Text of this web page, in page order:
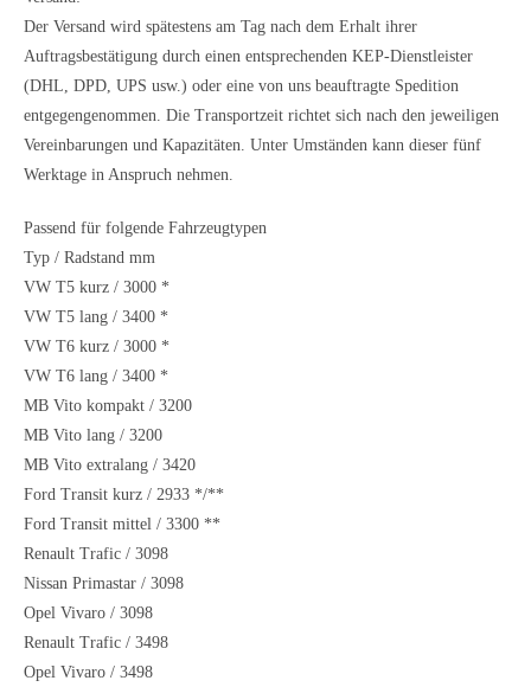
Der Versand wird spätestens am Tag nach dem Erhalt ihrer
Auftragsbestätigung durch einen entsprechenden KEP-Dienstleister
(DHL, DPD, UPS usw.) oder eine von uns beauftragte Spedition
entgegengenommen. Die Transportzeit richtet sich nach den jeweiligen
Vereinbarungen und Kapazitäten. Unter Umständen kann dieser fünf
Werktage in Anspruch nehmen.
Passend für folgende Fahrzeugtypen
Typ / Radstand mm
VW T5 kurz / 3000 *
VW T5 lang / 3400 *
VW T6 kurz / 3000 *
VW T6 lang / 3400 *
MB Vito kompakt / 3200
MB Vito lang / 3200
MB Vito extralang / 3420
Ford Transit kurz / 2933 */**
Ford Transit mittel / 3300 **
Renault Trafic / 3098
Nissan Primastar / 3098
Opel Vivaro / 3098
Renault Trafic / 3498
Opel Vivaro / 3498